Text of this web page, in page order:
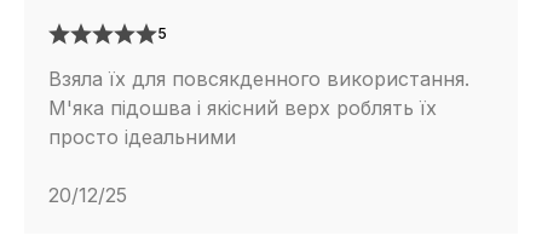
5
Взяла їх для повсякденного використання.
М'яка підошва і якісний верх роблять їх
просто ідеальними
20/12/25